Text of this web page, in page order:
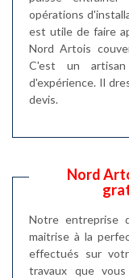
opérations
est utile de faire
Nord Artois
C'est un
d'expérience. Il
devis.
Nord
Notre entreprise
maitrise à la
effectués sur
travaux que